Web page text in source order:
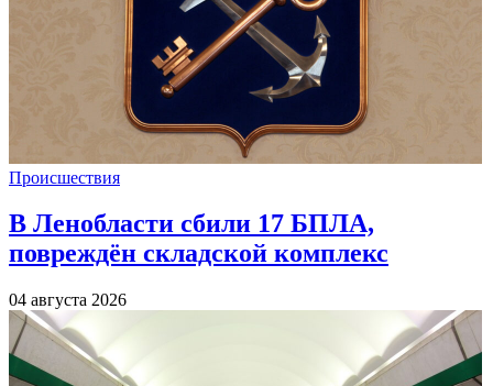
Происшествия
В Ленобласти сбили 17 БПЛА,
повреждён складской комплекс
04 августа 2026